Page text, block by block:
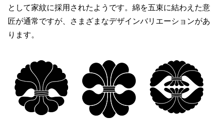
として家紋に採用されたようです。綿を五束に結わえた意
匠が通常ですが、さまざまなデザインバリエーションがあ
ります。